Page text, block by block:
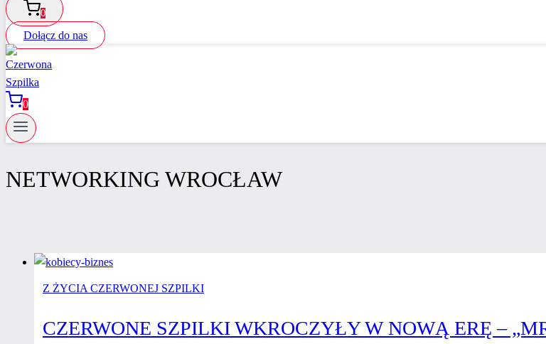
0
Dołącz do nas
0
NETWORKING WROCŁAW
Z ŻYCIA CZERWONEJ SZPILKI
CZERWONE SZPILKI WKROCZYŁY W NOWĄ ERĘ –